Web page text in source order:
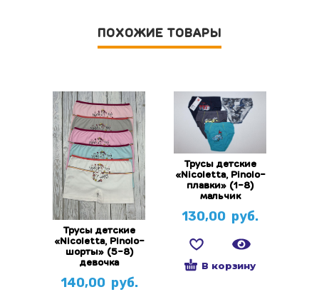
ПОХОЖИЕ ТОВАРЫ
Трусы детские
«Nicoletta, Pinolo-
шорты» (5-8)
девочка
140,00 руб.
Трусы детские
«Nicoletta, Pinolo-
плавки» (1-8)
мальчик
130,00 руб.
В корзину